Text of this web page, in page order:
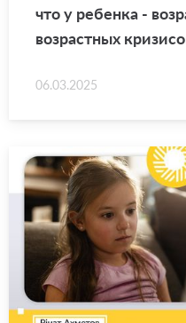
что у ре­бен­ка -
воз­раст­ных
06.03.2025